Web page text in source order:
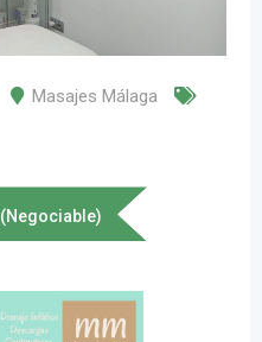
Masajes Málaga
(Negociable)